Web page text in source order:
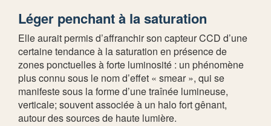
Léger penchant à la saturation
Elle aurait permis d’affranchir son capteur CCD d’une
certaine tendance à la saturation en présence de
zones ponctuelles à forte luminosité : un phénomène
plus connu sous le nom d’effet « smear », qui se
manifeste sous la forme d’une traînée lumineuse,
verticale; souvent associée à un halo fort gênant,
autour des sources de haute lumière.